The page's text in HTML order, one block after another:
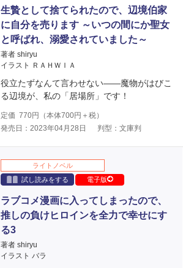
生贄として捨てられたので、辺境伯家
に自分を売ります ～いつの間にか聖女
と呼ばれ、溺愛されていました～
著者 shiryu
イラスト ＲＡＨＷＩＡ
役立たずなんて言わせない――魔物がはびこ
る辺境が、私の「居場所」です！
定価 770円（本体700円＋税）
発売日：2023年04月28日
判型：文庫判
ライトノベル
試し読みをする
電子版
ラブコメ漫画に入ってしまったので、
推しの負けヒロインを全力で幸せにす
る3
著者 shiryu
イラスト バラ